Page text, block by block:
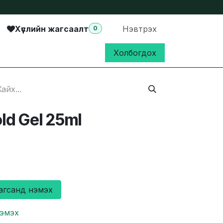
Хүслийн жагсаалт 0 Нэвтрэх
Холбогдох
Gel 25ml
нэмэх